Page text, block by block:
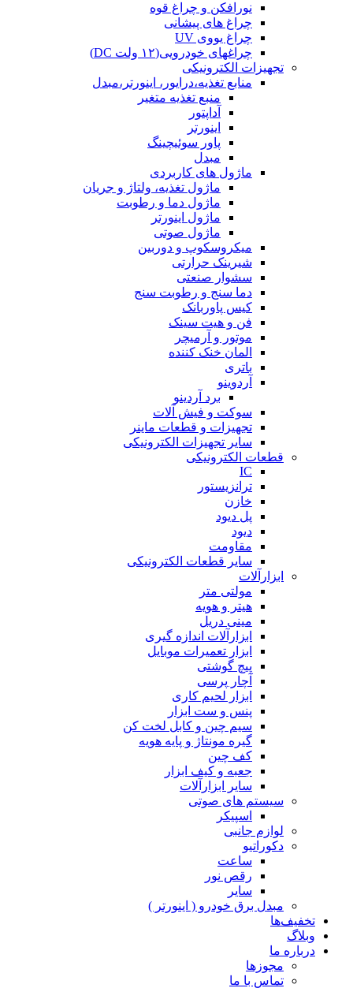
نورافکن و چراغ قوه
چراغ های پیشانی
چراغ یووی UV
چراغهای خودرویی(۱۲ ولت DC)
تجهیزات الکترونیکی
منابع تغذیه،درایور، اینورتر،مبدل
منبع تغذیه متغیر
آداپتور
اینورتر
پاور سوئیچینگ
مبدل
ماژول های کاربردی
ماژول تغذیه، ولتاژ و جریان
ماژول دما و رطوبت
ماژول اینورتر
ماژول صوتی
میکروسکوپ و دوربین
شیرینک حرارتی
سشوار صنعتی
دما سنج و رطوبت سنج
کیس پاوربانک
فن و هیت سینک
موتور و آرمیچر
المان خنک کننده
باتری
آردوینو
برد آردینو
سوکت و فیش آلات
تجهیزات و قطعات ماینر
سایر تجهیزات الکترونیکی
قطعات الکترونیکی
IC
ترانزیستور
خازن
پل دیود
دیود
مقاومت
سایر قطعات الکترونیکی
ابزارآلات
مولتی متر
هیتر و هویه
مینی دریل
ابزارآلات اندازه گیری
ابزار تعمیرات موبایل
پیچ گوشتی
آچار پرسی
ابزار لحیم کاری
پنس و ست ابزار
سیم چین و کابل لخت کن
گیره مونتاژ و پایه هویه
کف چین
جعبه و کیف ابزار
سایر ابزارآلات
سیستم های صوتی
اسپیکر
لوازم جانبی
دکوراتیو
ساعت
رقص نور
سایر
مبدل برق خودرو ( اینورتر )
تخفیف‌ها
وبلاگ
درباره ما
مجوزها
تماس با ما